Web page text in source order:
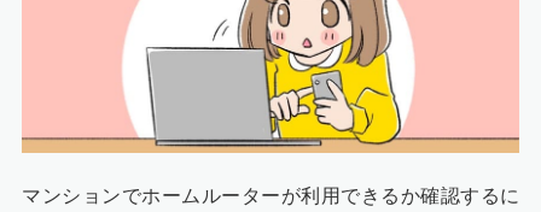
マンションでホームルーターが利用できるか確認するに